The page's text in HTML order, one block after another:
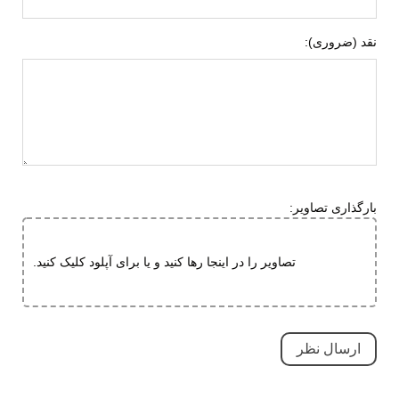
قابلیت گردش هوا
جنس زیره
مقاوم در برابر سایش
کاهش فشارهای وارده
تخصصی
نقد (ضروری):
بارگذاری تصاویر:
تصاویر را در اینجا رها کنید و یا برای آپلود کلیک کنید.